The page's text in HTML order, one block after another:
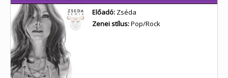
Előadó: Zséda
Zenei stílus:Pop/Rock